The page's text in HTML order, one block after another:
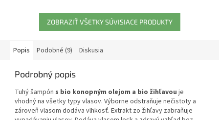
ZOBRAZIŤ VŠETKY SÚVISIACE PRODUKTY
Popis Podobné (9) Diskusia
Podrobný popis
Tuhý šampón s bio konopným olejom a bio žihľavou je
vhodný na všetky typy vlasov. Výborne odstraňuje nečistoty a
zároveň vlasom dodáva vlhkosť. Extrakt zo žihľavy zabraňuje